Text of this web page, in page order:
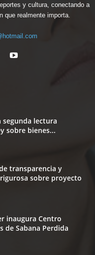
y cultura, conectando a
que realmente importa.
segunda lectura
sobre bienes...
transparencia y
sobre proyecto
inaugura Centro
de Sabana Perdida